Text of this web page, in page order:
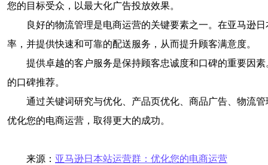
您的目标受众，以最大化广告投放效果。
良好的物流管理是电商运营的关键要素之一。在亚马逊
率，并提供快速和可靠的配送服务，从而提升顾客满意度。
提供卓越的客户服务是保持顾客忠诚度和口碑的重要因
的口碑推荐。
通过关键词研究与优化、产品页优化、商品广告、物流
优化您的电商运营，取得更大的成功。
来源： 亚马逊日本站运营群：优化您的电商运营